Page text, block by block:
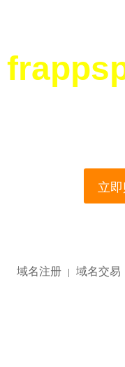
立
域名注册 | 域名交易